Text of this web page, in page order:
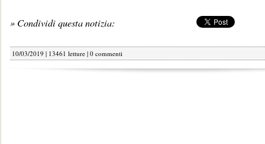
» Condividi questa notizia:
10/03/2019 | 13461 letture | 0 commenti